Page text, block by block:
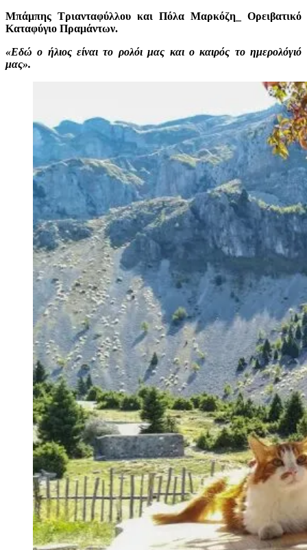
Μπάμπης Τριανταφύλλου και Πόλα Μαρκόζη_ Ορειβατικό
Καταφύγιο Πραμάντων.
«Εδώ ο ήλιος είναι το ρολόι μας και ο καιρός το ημερολόγιό
μας».